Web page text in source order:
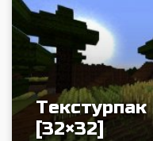
[32×32]